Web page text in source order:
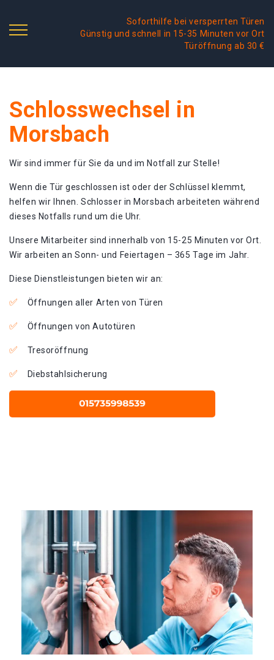
Soforthilfe bei versperrten Türen
Günstig und schnell in 15-35 Minuten vor Ort
Türöffnung ab 30 €
Schlosswechsel in
Morsbach
Wir sind immer für Sie da und im Notfall zur Stelle!
Wenn die Tür geschlossen ist oder der Schlüssel klemmt,
helfen wir Ihnen. Schlosser in Morsbach arbeiteten während
dieses Notfalls rund um die Uhr.
Unsere Mitarbeiter sind innerhalb von 15-25 Minuten vor Ort.
Wir arbeiten an Sonn- und Feiertagen – 365 Tage im Jahr.
Diese Dienstleistungen bieten wir an:
Öffnungen aller Arten von Türen
Öffnungen von Autotüren
Tresoröffnung
Diebstahlsicherung